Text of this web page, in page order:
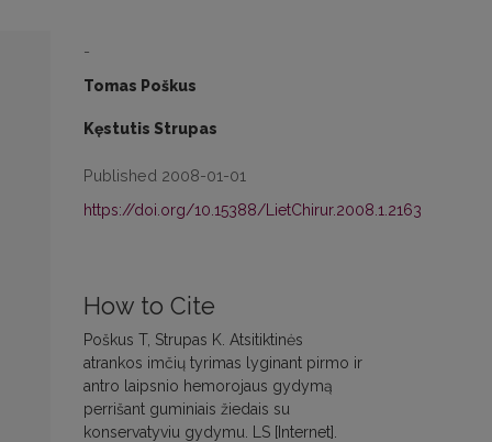
-
Tomas Poškus
Kęstutis Strupas
Published 2008-01-01
https://doi.org/10.15388/LietChirur.2008.1.2163
How to Cite
Poškus T, Strupas K. Atsitiktinės
atrankos imčių tyrimas lyginant pirmo ir
antro laipsnio hemorojaus gydymą
perrišant guminiais žiedais su
konservatyviu gydymu. LS [Internet].